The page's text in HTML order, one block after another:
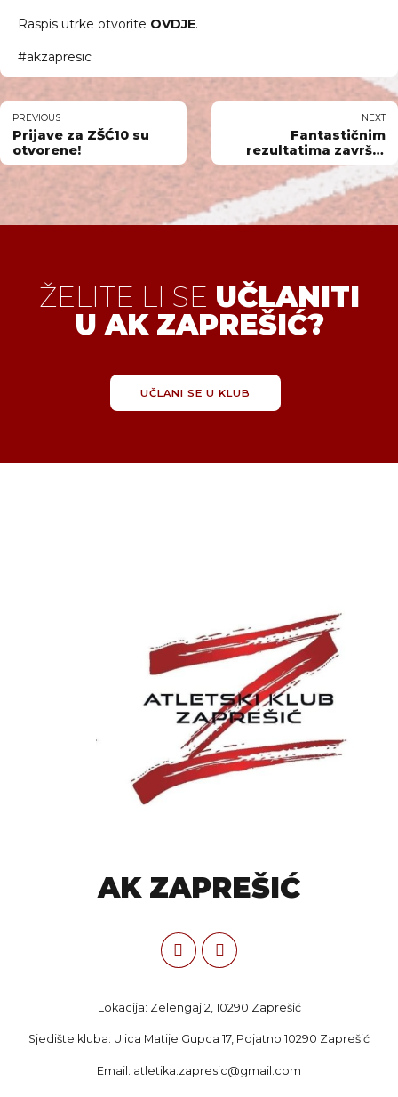
Raspis utrke otvorite OVDJE.
#akzapresic
PREVIOUS
Prijave za ZŠĆ10 su
otvorene!
NEXT
Fantastičnim
rezultatima završili
smo sezonu 2025.
Hrvatske atletske
lige!
ŽELITE LI SE UČLANITI
U AK ZAPREŠIĆ?
UČLANI SE U KLUB
AK ZAPREŠIĆ
Lokacija: Zelengaj 2, 10290 Zaprešić
Sjedište kluba: Ulica Matije Gupca 17, Pojatno 10290 Zaprešić
Email: atletika.zapresic@gmail.com